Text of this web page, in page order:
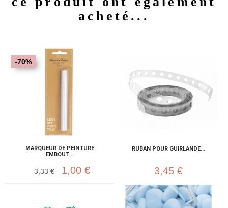
acheté...
MARQUEUR DE PEINTURE
EMBOUT...
-70%
3,33 € 1,00 €
RUBAN POUR GUIRLANDE...
3,45 €